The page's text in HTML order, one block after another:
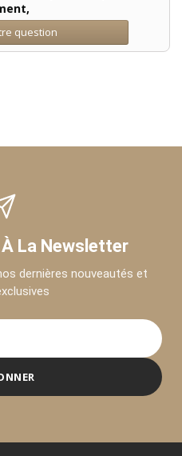
question
La Newsletter
dernières nouveautés et